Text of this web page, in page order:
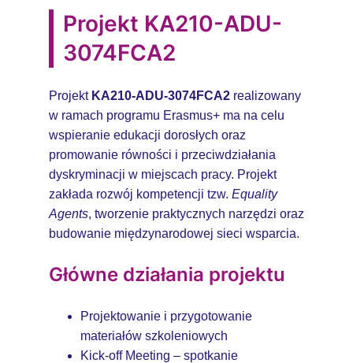
Projekt KA210-ADU-
3074FCA2
Projekt KA210-ADU-3074FCA2 realizowany
w ramach programu Erasmus+ ma na celu
wspieranie edukacji dorosłych oraz
promowanie równości i przeciwdziałania
dyskryminacji w miejscach pracy. Projekt
zakłada rozwój kompetencji tzw. Equality
Agents, tworzenie praktycznych narzędzi oraz
budowanie międzynarodowej sieci wsparcia.
Główne działania projektu
Projektowanie i przygotowanie
materiałów szkoleniowych
Kick-off Meeting – spotkanie